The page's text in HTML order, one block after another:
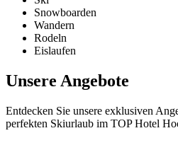
Snowboarden
Wandern
Rodeln
Eislaufen
Unsere Angebote
Entdecken Sie unsere exklusiven
perfekten Skiurlaub im TOP Hotel